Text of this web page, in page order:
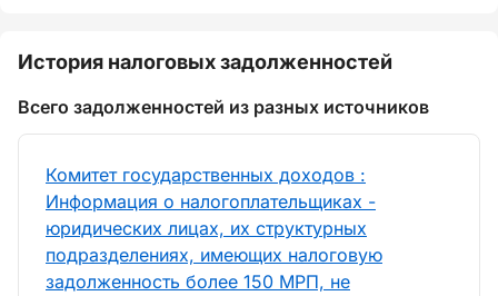
История налоговых задолженностей
Всего задолженностей из разных источников
Комитет государственных доходов :
Информация о налогоплательщиках -
юридических лицах, их структурных
подразделениях, имеющих налоговую
задолженность более 150 МРП, не